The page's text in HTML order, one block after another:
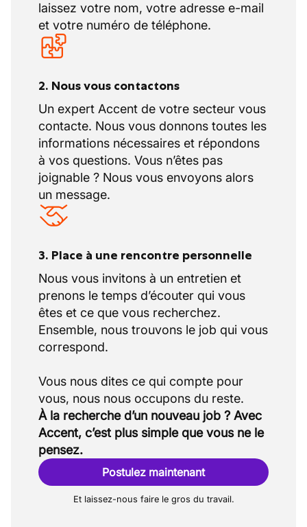
laissez votre nom, votre adresse e-mail
et votre numéro de téléphone.
2. Nous vous contactons
Un expert Accent de votre secteur vous
contacte. Nous vous donnons toutes les
informations nécessaires et répondons
à vos questions. Vous n’êtes pas
joignable ? Nous vous envoyons alors
un message.
3. Place à une rencontre personnelle
Nous vous invitons à un entretien et
prenons le temps d’écouter qui vous
êtes et ce que vous recherchez.
Ensemble, nous trouvons le job qui vous
correspond.
Vous nous dites ce qui compte pour
À la recherche d’un nouveau job ? Avec
Accent, c’est plus simple que vous ne le
pensez.
Postulez maintenant
Et laissez-nous faire le gros du travail.